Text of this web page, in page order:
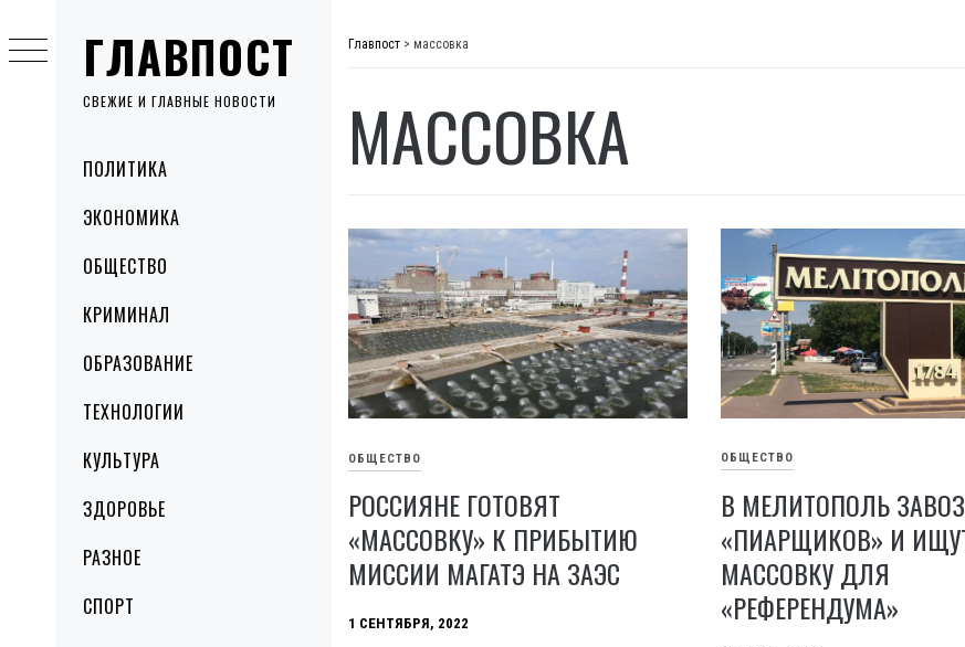
ГЛАВПОСТ
СВЕЖИЕ И ГЛАВНЫЕ НОВОСТИ
MenuПОЛИТИКА
ЭКОНОМИКА
ОБЩЕСТВО
КРИМИНАЛ
ОБРАЗОВАНИЕ
ТЕХНОЛОГИИ
КУЛЬТУРА
ЗДОРОВЬЕ
РАЗНОЕ
СПОРТ
to
content
Главпост > массовка
МАССОВКА
ОБЩЕСТВО
РОССИЯНЕ ГОТОВЯТ
«МАССОВКУ» К ПРИБЫТИЮ
МИССИИ МАГАТЭ НА ЗАЭС
1 СЕНТЯБРЯ, 2022
ОБЩЕСТВО
В МЕЛИТОПОЛЬ
«ПИАРЩИКОВ» И
МАССОВКУ ДЛЯ
«РЕФЕРЕНДУМА»